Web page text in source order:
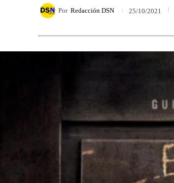
Por Redacción DSN 25/10/2021